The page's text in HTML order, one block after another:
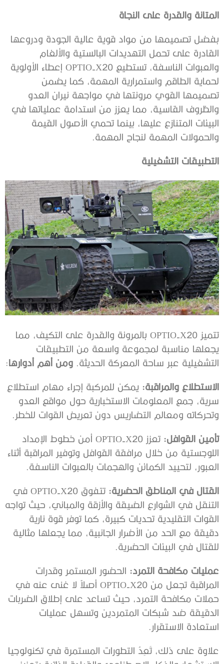
المتانة والقدرة على النجاة
بفضل تصميمها من مواد قوية عالية الجودة ودروعها
القادرة على تحمل التهديدات البالستية والألغام
والعبوات الناسفة، تستطيع OPTIO-X20 إعطاء الأولوية
لحماية الطاقم واستمرارية المهمة، كما يضمن
تصميمها القوي مرونتها في مواجهة نيران العدو
والظروف القاسية، مما يعزز من استدامة عملياتها في
البيئات المتنازع عليها، بينما تحمي الأصول القيمة
والحمولات المهمة لنجاح المهمة.
التطبيقات التشغيلية
تتميز OPTIO-X20 بالمرونة والقدرة على التكيف، مما
يجعلها مناسبة لمجموعة واسعة من التطبيقات
التشغيلية عبر ساحة المعركة الحديثة. ومن أهم أدوارها:
الاستطلاع والمراقبة: يمكن للمركبة إجراء مهام استطلاع
سرية، جمع المعلومات الاستخبارية حول مواقع العدو
وتحركاته ومعالم التضاريس دون تعريض القوات للخطر.
تأمين القوافل:
تعزز OPTIO-X20 أمن خطوط الإمداد
اللوجستية من خلال مرافقة القوافل وتوفير المراقبة أثناء
العبور، لتحييد الكمائن والهجمات بالعبوات الناسفة.
القتال في المناطق الحضرية:
تتفوق OPTIO-X20 في
التنقل في الشوارع الضيقة والأزقة والمباني، حيث تواجه
القوات التقليدية تحديات كبيرة، كما توفر قوة نارية
دقيقة مع الحد من الأضرار الجانبية، مما يجعلها مثالية
للقتال في البيئات الحضرية.
عمليات مكافحة التمرد: الحضور المستمر وقدرات
المراقبة تجعل من OPTIO-X20 أصلاً لا غنى عنه في
حملات مكافحة التمرد، حيث تساعد على إطلاق الضربات
الدقيقة ضد شبكات المتمردين وتسهل عمليات
استعادة الاستقرار.
علاوة على ذلك، تَعِدُ التطورات المستمرة في تكنولوجيا